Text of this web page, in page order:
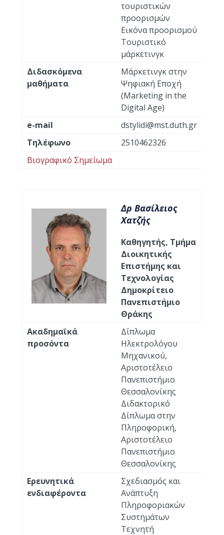
τουριστικών
προορισμών
Εικόνα προορισμού
Τουριστικό
μάρκετινγκ
Διδασκόμενα
μαθήματα
Μάρκετινγκ στην
Ψηφιακή Εποχή
(Marketing in the
Digital Age)
e-mail
dstylidi@mst.duth.gr
Τηλέφωνο
2510462326
Βιογραφικό Σημείωμα
Δρ Βασίλειος
Χατζής
Καθηγητής, Τμήμα
Διοικητικής
Επιστήμης και
Τεχνολογίας
Δημοκρίτειο
Πανεπιστήμιο
Θράκης
Ακαδημαϊκά
προσόντα
Δίπλωμα
Ηλεκτρολόγου
Μηχανικού,
Αριστοτέλειο
Πανεπιστήμιο
Θεσσαλονίκης
Διδακτορικό
Δίπλωμα στην
Πληροφορική,
Αριστοτέλειο
Πανεπιστήμιο
Θεσσαλονίκης
Ερευνητικά
ενδιαφέροντα
Σχεδιασμός και
Ανάπτυξη
Πληροφοριακών
Συστημάτων
Τεχνητή